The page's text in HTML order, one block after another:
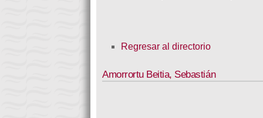
Regresar al directorio
Amorrortu Beitia, Sebastián